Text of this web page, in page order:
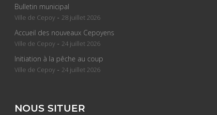
Bulletin municipal
Ville de Cepoy - 28 juillet 2026
Accueil des nouveaux Cepoyens
Ville de Cepoy - 24 juillet 2026
Initiation à la pêche au coup
Ville de Cepoy - 24 juillet 2026
NOUS SITUER